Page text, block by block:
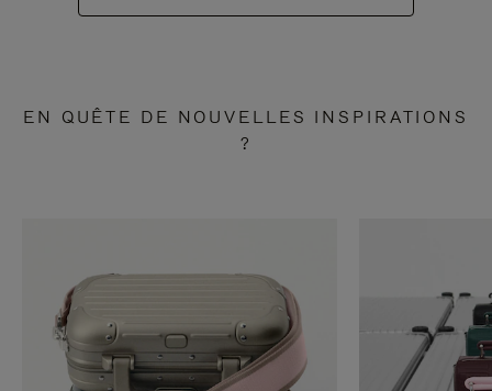
EN QUÊTE DE NOUVELLES INSPIRATIONS
?